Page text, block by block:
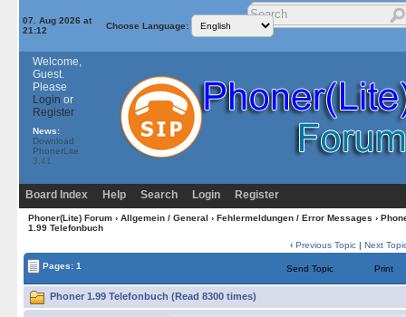
07. Aug 2026 at
21:12
Choose Language:
Welcome,
Guest.
Please
Login or
Register
News:
Download
PhonerLite
3.41
Board Index Help Search Login Register
Phoner(Lite) Forum› Allgemein / General › Fehlermeldungen / Error Messages ›
1.99 Telefonbuch
‹ Previous Topic | Next
Pages: 1 Send Topic Print
Phoner 1.99 Telefonbuch (Read 8300 times)